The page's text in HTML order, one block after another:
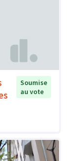
Soumise
au vote